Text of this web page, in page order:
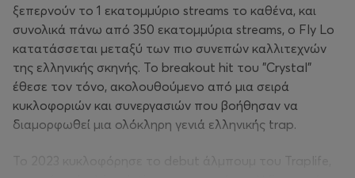
ξεπερνούν το 1 εκατομμύριο streams το καθένα, και
συνολικά πάνω από 350 εκατομμύρια streams, ο Fly Lo
κατατάσσεται μεταξύ των πιο συνεπών καλλιτεχνών
της ελληνικής σκηνής. Το breakout hit του "Crystal"
έθεσε τον τόνο, ακολουθούμενο από μια σειρά
κυκλοφοριών και συνεργασιών που βοήθησαν να
διαμορφωθεί μια ολόκληρη γενιά ελληνικής trap.
Το 2023 κυκλοφόρησε το debut άλμπουμ του Traplife